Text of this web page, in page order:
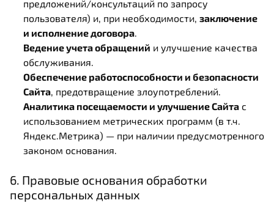
предложений/консультаций по запросу
пользователя) и, при необходимости, заключение
и исполнение договора.
Ведение учета обращений и улучшение качества
обслуживания.
Обеспечение работоспособности и безопасности
Сайта, предотвращение злоупотреблений.
Аналитика посещаемости и улучшение Сайта с
использованием метрических программ (в т.ч.
Яндекс.Метрика) — при наличии предусмотренного
законом основания.
6. Правовые основания обработки
персональных данных